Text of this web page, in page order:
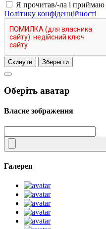
Я прочитав/-ла і приймаю
Політику конфіденційності
Оберіть аватар
Власне зображення
Галерея